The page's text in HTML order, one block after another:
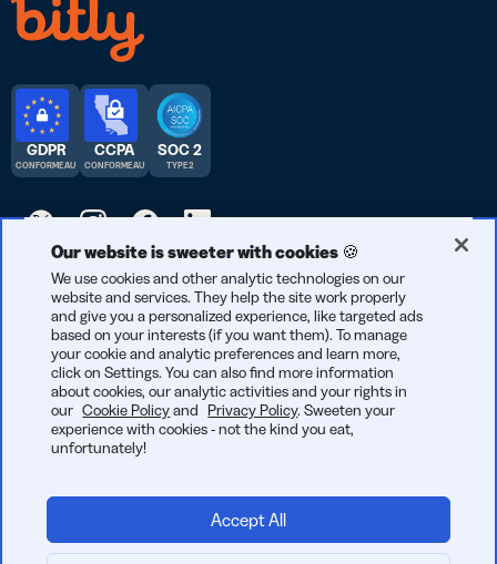
© 2025 Bitly | Fait avec soin à New York City, Denver, Berlin, et
partout dans le monde.
GDPR
CONFORME AU
CCPA
CONFORME AU
SOC 2
TYPE 2
Our website is sweeter with cookies 🍪
We use cookies and other analytic technologies on our
website and services. They help the site work properly
and give you a personalized experience, like targeted ads
based on your interests (if you want them). To manage
your cookie and analytic preferences and learn more,
click on Settings. You can also find more information
about cookies, our analytic activities and your rights in
our Cookie Policyand Privacy Policy. Sweeten your
experience with cookies - not the kind you eat,
unfortunately!
Accept All